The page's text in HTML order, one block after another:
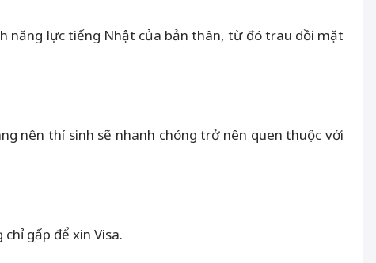
năng lực tiếng Nhật của bản thân, từ đó trau dồi mặt
nên thí sinh sẽ nhanh chóng trở nên quen thuộc với
gấp để xin Visa.